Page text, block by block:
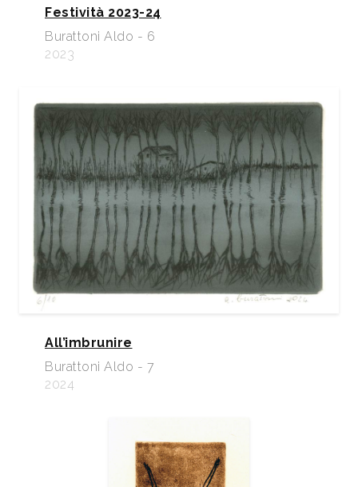
Festività 2023-24
Burattoni Aldo - 6
2023
All’imbrunire
Burattoni Aldo - 7
2024